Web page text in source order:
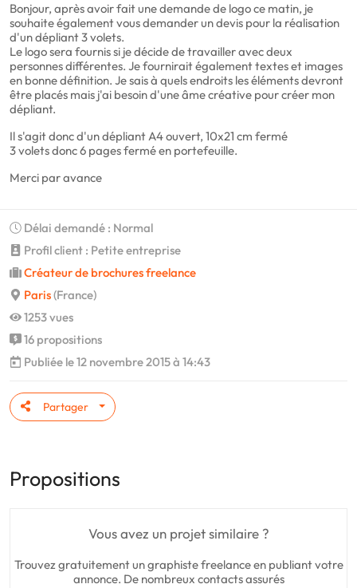
Bonjour, après avoir fait une demande de logo ce matin, je
souhaite également vous demander un devis pour la réalisation
d'un dépliant 3 volets.
Le logo sera fournis si je décide de travailler avec deux
personnes différentes. Je fournirait également textes et images
en bonne définition. Je sais à quels endroits les éléments devront
être placés mais j'ai besoin d'une âme créative pour créer mon
dépliant.
Il s'agit donc d'un dépliant A4 ouvert, 10x21 cm fermé
3 volets donc 6 pages fermé en portefeuille.
Merci par avance
Délai demandé : Normal
Profil client : Petite entreprise
Créateur de brochures freelance
Paris(France)
1253 vues
16 propositions
Publiée le 12 novembre 2015 à 14:43
Partager
Propositions
Vous avez un projet similaire ?
Trouvez gratuitement un graphiste freelance en publiant votre
annonce. De nombreux contacts assurés